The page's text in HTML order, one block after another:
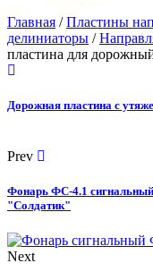
Главная /Пластины
делиниаторы /
пластина для
Дорожная пластина с
Prev
Фонарь ФС-4.1
"Солдатик"
Next